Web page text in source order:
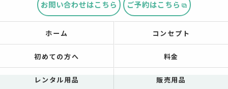
お問い合わせはこちら ご予約はこちら
ホーム コンセプト
初めての方へ 料金
レンタル用品 販売用品